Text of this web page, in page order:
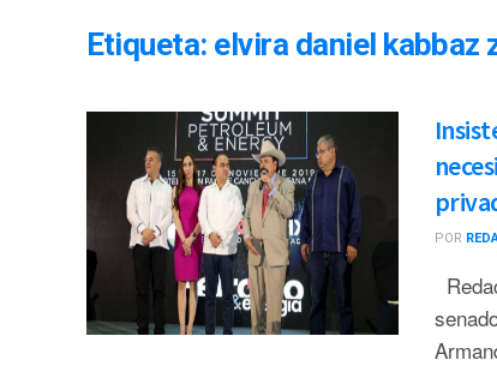
Etiqueta: elvira daniel kabbaz
POR